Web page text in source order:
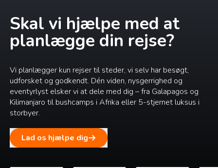
Skal vi hjælpe med at
planlægge din rejse?
Vi planlægger kun rejser til steder, vi selv har besøgt,
udforsket og godkendt. Dén viden, nysgerrighed og
eventyrlyst elsker vi at dele med dig – fra Galapagos og
Kilimanjaro til bushcamps i Afrika eller 5-stjernet luksus i
storbyer.
Lad os hjælpe dig